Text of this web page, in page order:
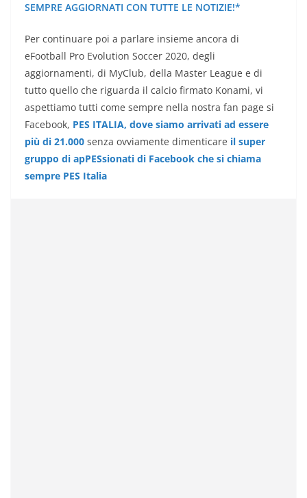
SEMPRE AGGIORNATI CON TUTTE LE NOTIZIE!*
Per continuare poi a parlare insieme ancora di
eFootball Pro Evolution Soccer 2020, degli
aggiornamenti, di MyClub, della Master League e di
tutto quello che riguarda il calcio firmato Konami, vi
aspettiamo tutti come sempre nella nostra fan page si
Facebook, PES ITALIA, dove siamo arrivati ad essere
più di 21.000 senza ovviamente dimenticare il super
gruppo di apPESsionati di Facebook che si chiama
sempre PES Italia